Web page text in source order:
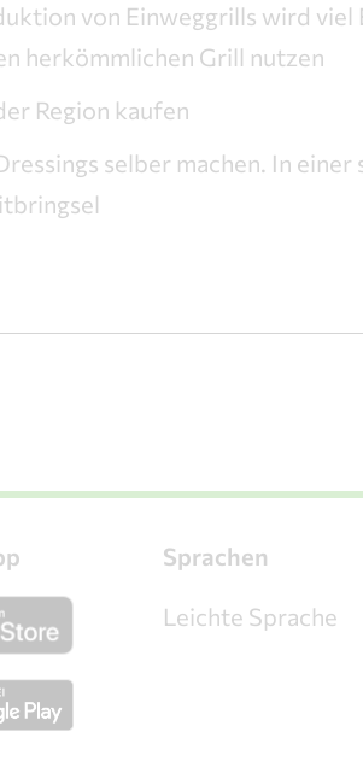
von Einweggrills wird
herkömmlichen Grill nutzen
Region kaufen
selber machen. In
Sprachen
Leichte Sprache